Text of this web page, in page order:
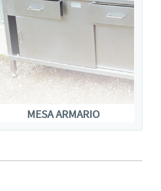
MESA ARMARIO